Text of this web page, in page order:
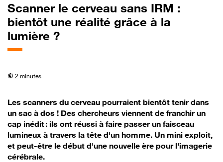
Scanner le cerveau sans IRM :
bientôt une réalité grâce à la
lumière ?
temps de lecture
2 minutes
Les scanners du cerveau pourraient bientôt tenir dans
un sac à dos ! Des chercheurs viennent de franchir un
cap inédit : ils ont réussi à faire passer un faisceau
lumineux à travers la tête d'un homme. Un mini exploit,
et peut-être le début d'une nouvelle ère pour l'imagerie
cérébrale.